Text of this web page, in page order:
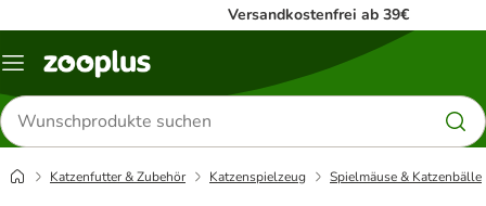
Versandkostenfrei ab 39€
Menü
Produkte
suchen
Katzenfutter & Zubehör Katzenspielzeug Spielmäuse & Katzenbälle